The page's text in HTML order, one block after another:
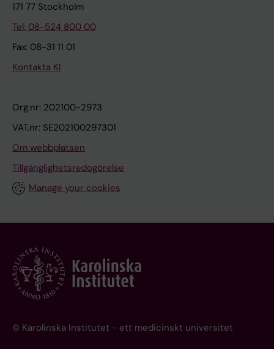
171 77 Stockholm
Tel: 08-524 800 00
Fax: 08-31 11 01
Kontakta KI
Org.nr: 202100-2973
VAT.nr: SE202100297301
Om webbplatsen
Tillgänglighetsredogörelse
Manage your cookies
© Karolinska Institutet - ett medicinskt universitet